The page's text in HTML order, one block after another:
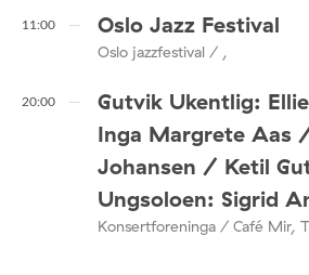
11:00 Oslo Jazz Festival
Oslo jazzfestival / ,
20:00
Gutvik Ukentlig:
Inga Margrete Aas
Johansen / Ketil
Ungsoloen: Sigrid
Konsertforeninga / Café Mir,